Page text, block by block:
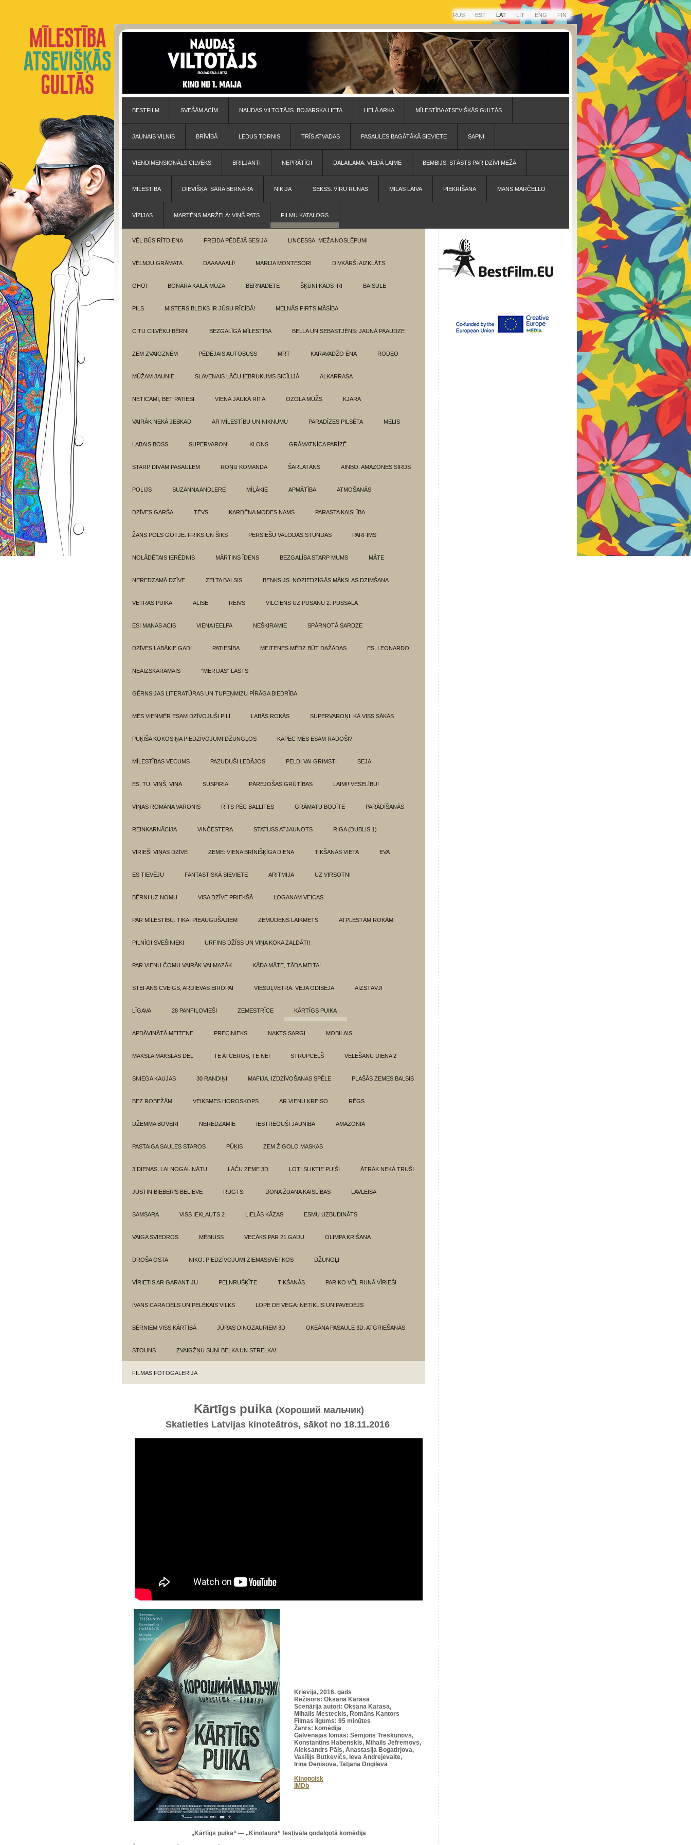
RUS EST LAT LIT ENG FIN
BESTFILM SVEŠĀM ACĪM NAUDAS VILTOTĀJS. BOJARSKA LIETA LIELĀ ARKA MĪLESTĪBA ATSEVIŠĶĀS GULTĀS
JAUNAIS VILNIS BRĪVĪBĀ LEDUS TORNIS TRĪS ATVADAS PASAULES BAGĀTĀKĀ SIEVIETE SAPŅI
VIENDIMENSIONĀLS CILVĒKS BRILJANTI NEPRĀTĪGI DALAILAMA. VIEDĀ LAIME BEMBIJS. STĀSTS PAR DZĪVI MEŽĀ
MĪLESTĪBA DIEVIŠĶĀ: SĀRA BERNĀRA NIKIJA SEKSS. VĪRU RUNAS MĪLAS LAIVA PIEKRIŠANA MANS MARČELLO
VĪZIJAS MARTĒNS MARŽELA: VIŅŠ PATS FILMU KATALOGS
VĒL BŪS RĪTDIENA FREIDA PĒDĒJĀ SESIJA LINCESSA. MEŽA NOSLĒPUMI
VĒLMJU GRĀMATA DAAAAAALĪ! MARIJA MONTESORI DIVKĀRŠI AIZKLĀTS
OHO! BONĀRA KAILĀ MŪZA BERNADETE ŠĶŪNĪ KĀDS IR! BAISULE
PILS MISTERS BLEIKS IR JŪSU RĪCĪBĀ! MELNĀS PIRTS MĀSĪBA
CITU CILVĒKU BĒRNI BEZGALĪGĀ MĪLESTĪBA BELLA UN SEBASTJĒNS: JAUNĀ PAAUDZE
ZEM ZVAIGZNĒM PĒDĒJAIS AUTOBUSS MRT KARAVADŽO ĒNA RODEO
MŪŽAM JAUNIE SLAVENAIS LĀČU IEBRUKUMS SICĪLIJĀ ALKARRASA
NETICAMI, BET PATIESI VIENĀ JAUKĀ RĪTĀ OZOLA MŪŽS KJARA
VAIRĀK NEKĀ JEBKAD AR MĪLESTĪBU UN NIKNUMU PARADĪZES PILSĒTA MELIS
LABAIS BOSS SUPERVAROŅI KLONS GRĀMATNĪCA PARĪZĒ
STARP DIVĀM PASAULĒM ROŅU KOMANDA ŠARLATĀNS AINBO. AMAZONES SIRDS
POLIJS SUZANNA ANDLERE MĪĻĀKIE APMĀTĪBA ATMOŠANĀS
DZĪVES GARŠA TĖVS KARDĒNA MODES NAMS PARASTA KAISLĪBA
ŽANS POLS GOTJĒ: FRĪKS UN ŠIKS PERSIEŠU VALODAS STUNDAS PARFĪMS
NOLĀDĒTAIS IERĒDNIS MĀRTINS ĪDENS BEZGALĪBA STARP MUMS MĀTE
NEREDZAMĀ DZĪVE ZELTA BALSIS BENKSIJS. NOZIEDZĪGĀS MĀKSLAS DZIMŠANA
VĒTRAS PUIKA ALISE REIVS VILCIENS UZ PUSANU 2: PUSSALA
ESI MANAS ACIS VIENA IEELPA NEŠĶIRAMIE SPĀRNOTĀ SARDZE
DZĪVES LABĀKIE GADI PATIESĪBA MEITENES MĒDZ BŪT DAŽĀDAS ES, LEONARDO
NEAIZSKARAMAIS "MĒRIJAS" LĀSTS
GĒRNSIJAS LITERATŪRAS UN TUPEŅMIZU PĪRĀGA BIEDRĪBA
MĒS VIENMĒR ESAM DZĪVOJUŠI PILĪ LABĀS ROKĀS SUPERVAROŅI: KĀ VISS SĀKĀS
PŪĶĪŠA KOKOSIŅA PIEDZĪVOJUMI DŽUNGĻOS KĀPĒC MĒS ESAM RADOŠI?
MĪLESTĪBAS VECUMS PAZUDUŠI LEDĀJOS PELDI VAI GRIMSTI SEJA
ES, TU, VIŅŠ, VIŅA SUSPIRIA PĀREJOŠAS GRŪTĪBAS LAIMI! VESELĪBU!
VIŅAS ROMĀNA VARONIS RĪTS PĒC BALLĪTES GRĀMATU BODĪTE PARĀDĪŠANĀS
REINKARNĀCIJA VINČESTERA STATUSS ATJAUNOTS RIGA (DUBLIS 1)
VĪRIEŠI VIŅAS DZĪVĒ ZEME: VIENA BRĪNIŠĶĪGA DIENA TIKŠANĀS VIETA EVA
ES TIEVĒJU FANTASTISKĀ SIEVIETE ARITMIJA UZ VIRSOTNI
BĒRNI UZ NOMU VISA DZĪVE PRIEKŠĀ LOGANAM VEICAS
PAR MĪLESTĪBU. TIKAI PIEAUGUŠAJIEM ZEMŪDENS LAIKMETS ATPLESTĀM ROKĀM
PILNĪGI SVEŠINIEKI URFINS DŽĪSS UN VIŅA KOKA ZALDĀTI!
PAR VIENU ČOMU VAIRĀK VAI MAZĀK KĀDA MĀTE, TĀDA MEITA!
STEFANS CVEIGS, ARDIEVAS EIROPAI VIESUĻVĒTRA: VĒJA ODISEJA AIZSTĀVJI
LĪGAVA 28 PANFILOVIEŠI ZEMESTRĪCE KĀRTĪGS PUIKA
APDĀVINĀTĀ MEITENE PRECINIEKS NAKTS SARGI MOBILAIS
MĀKSLA MĀKSLAS DĒĻ TE ATCEROS, TE NE! STRUPCEĻŠ VĒLĒŠANU DIENA 2
SNIEGA KAUJAS 30 RANDIŅI MAFIJA. IZDZĪVOŠANAS SPĒLE PLAŠĀS ZEMES BALSIS
BEZ ROBEŽĀM VEIKSMES HOROSKOPS AR VIENU KREISO RĒGS
DŽEMMA BOVERĪ NEREDZAMIE IESTRĒGUŠI JAUNĪBĀ AMAZONIA
PASTAIGA SAULES STAROS PŪĶIS ZEM ŽIGOLO MASKAS
3 DIENAS, LAI NOGALINĀTU LĀČU ZEME 3D ĻOTI SLIKTIE PUIŠI ĀTRĀK NEKĀ TRUŠI
JUSTIN BIEBER'S BELIEVE RŪGTS! DONA ŽUANA KAISLĪBAS LAVLEISA
SAMSARA VISS IEKĻAUTS 2 LIELĀS KĀZAS ESMU UZBUDINĀTS
VAIGA SVIEDROS MĒBIUSS VECĀKS PAR 21 GADU OLIMPA KRIŠANA
DROŠA OSTA NIKO. PIEDZĪVOJUMI ZIEMASSVĒTKOS DŽUNGĻI
VĪRIETIS AR GARANTIJU PELNRUŠĶĪTE TIKŠANĀS PAR KO VĒL RUNĀ VĪRIEŠI
IVANS CARA DĒLS UN PELĒKAIS VILKS LOPE DE VEGA: NETIKLIS UN PAVEDĒJS
BĒRNIEM VISS KĀRTĪBĀ JŪRAS DINOZAURIEM 3D OKEĀNA PASAULE 3D. ATGRIEŠANĀS
STOUNS ZVAIGŽŅU SUŅI BELKA UN STRELKA!
FILMAS FOTOGALERIJA
Kārtīgs puika (Хороший мальчик)
Skatieties Latvijas kinoteātros, sākot no 18.11.2016
Krievija, 2016. gads
Režisors: Oksana Karasa
Scenārija autori: Oksana Karasa,
Mihails Mesteckis, Romāns Kantors
Filmas ilgums: 95 minūtes
Žanrs: komēdija
Galvenajās lomās: Semjons Treskunovs,
Konstantīns Habenskis, Mihails Jefremovs,
Aleksandrs Pāls, Anastasija Bogatirjova,
Vasīlijs Butkevičs, Ieva Andrejevaite,
Irina Deņisova, Tatjana Dogiļeva
Kinopoisk
IMDb
„Kārtīgs puika“ — „Kinotaura“ festivāla godalgotā komēdija